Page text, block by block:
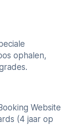
ophalen,
Website
(4 jaar op